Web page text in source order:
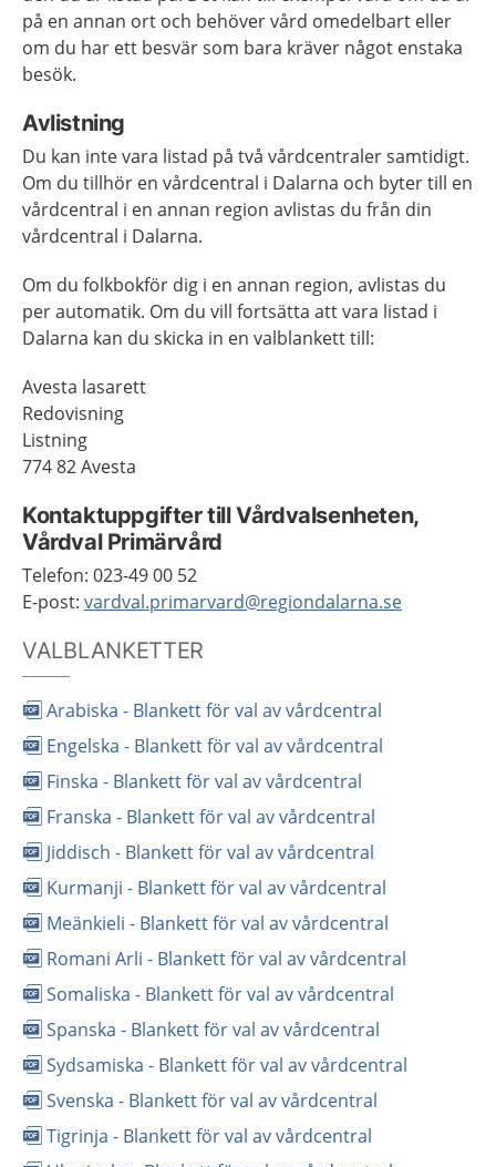
på en annan ort och behöver vård omedelbart eller
om du har ett besvär som bara kräver något enstaka
besök.
Avlistning
Du kan inte vara listad på två vårdcentraler samtidigt.
Om du tillhör en vårdcentral i Dalarna och byter till en
vårdcentral i en annan region avlistas du från din
vårdcentral i Dalarna.
Om du folkbokför dig i en annan region, avlistas du
per automatik. Om du vill fortsätta att vara listad i
Dalarna kan du skicka in en valblankett till:
Avesta lasarett
Redovisning
Listning
774 82 Avesta
Kontaktuppgifter till Vårdvalsenheten,
Vårdval Primärvård
Telefon: 023-49 00 52
E-post: vardval.primarvard@regiondalarna.se
VALBLANKETTER
Arabiska - Blankett för val av vårdcentral
Engelska - Blankett för val av vårdcentral
Finska - Blankett för val av vårdcentral
Franska - Blankett för val av vårdcentral
Jiddisch - Blankett för val av vårdcentral
Kurmanji - Blankett för val av vårdcentral
Meänkieli - Blankett för val av vårdcentral
Romani Arli - Blankett för val av vårdcentral
Somaliska - Blankett för val av vårdcentral
Spanska - Blankett för val av vårdcentral
Sydsamiska - Blankett för val av vårdcentral
Svenska - Blankett för val av vårdcentral
Tigrinja - Blankett för val av vårdcentral